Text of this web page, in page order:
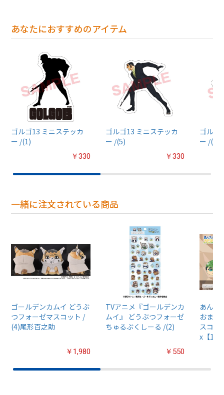
あなたにおすすめのアイテム
ゴルゴ13 ミニステッカ
ー /(1)
￥330
ゴルゴ13 ミニステッカ
ー /(5)
￥330
ゴルゴ
ー /(4)
一緒に注文されている商品
ゴールデンカムイ どうぶ
つフォーゼマスコット /
(4)尾形百之助
￥1,980
TVアニメ『ゴールデンカ
ムイ』 どうぶつフォーゼ
ちゅるぷくしーる /(2)
￥550
あんさ
おまん
スコッ
x【